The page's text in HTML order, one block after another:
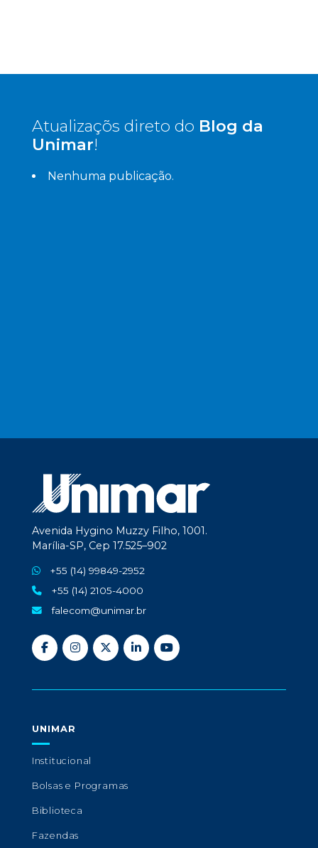
Atualizaçõs direto do Blog da
Unimar!
Nenhuma publicação.
Avenida Hygino Muzzy Filho, 1001.
Marília-SP, Cep 17.525–902
+55 (14) 99849-2952
+55 (14) 2105-4000
falecom@unimar.br
UNIMAR
Institucional
Bolsas e Programas
Biblioteca
Fazendas